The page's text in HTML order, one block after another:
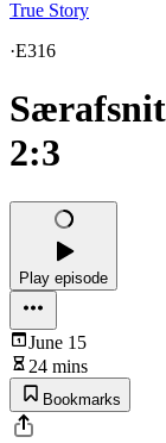
True Story
·E316
2:3
Play episode
June 15
24 mins
Bookmarks